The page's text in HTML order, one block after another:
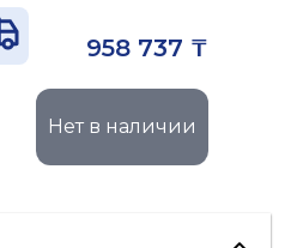
958 737 ₸
Нет в наличии